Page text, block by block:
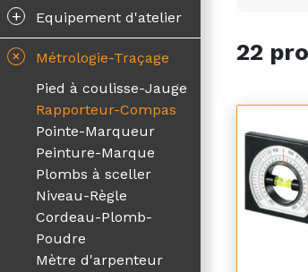
+ Equipement d'atelier
+
Métrologie-Traçage
Pied à coulisse-Jauge
Rapporteur-Compas
Pointe-Marqueur
Peinture-Marque
Plombs à sceller
Niveau-Règle
Cordeau-Plomb-
Poudre
Mètre d'arpenteur
22